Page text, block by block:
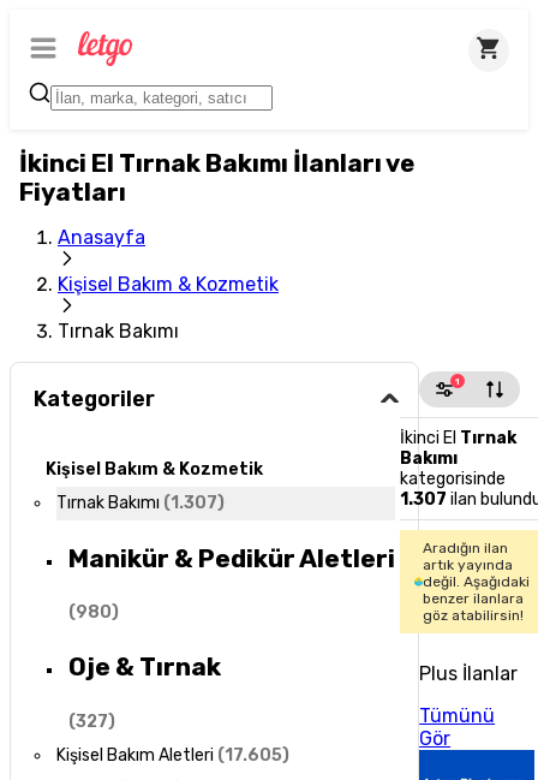
İkinci El Tırnak Bakımı İlanları ve
Fiyatları
Anasayfa
Kişisel Bakım & Kozmetik
Tırnak Bakımı
Kategoriler
Kişisel Bakım & Kozmetik
Tırnak Bakımı (1.307)
Manikür & Pedikür Aletleri
(980)
Oje & Tırnak
(327)
Kişisel Bakım Aletleri (17.605)
1
İkinci El Tırnak
Bakımı
kategorisinde
1.307 ilan
Aradığın ilan
artık yayında
değil. Aşağıdaki
benzer ilanlara
göz atabilirsin!
Plus İlanlar
Tümünü
Gör